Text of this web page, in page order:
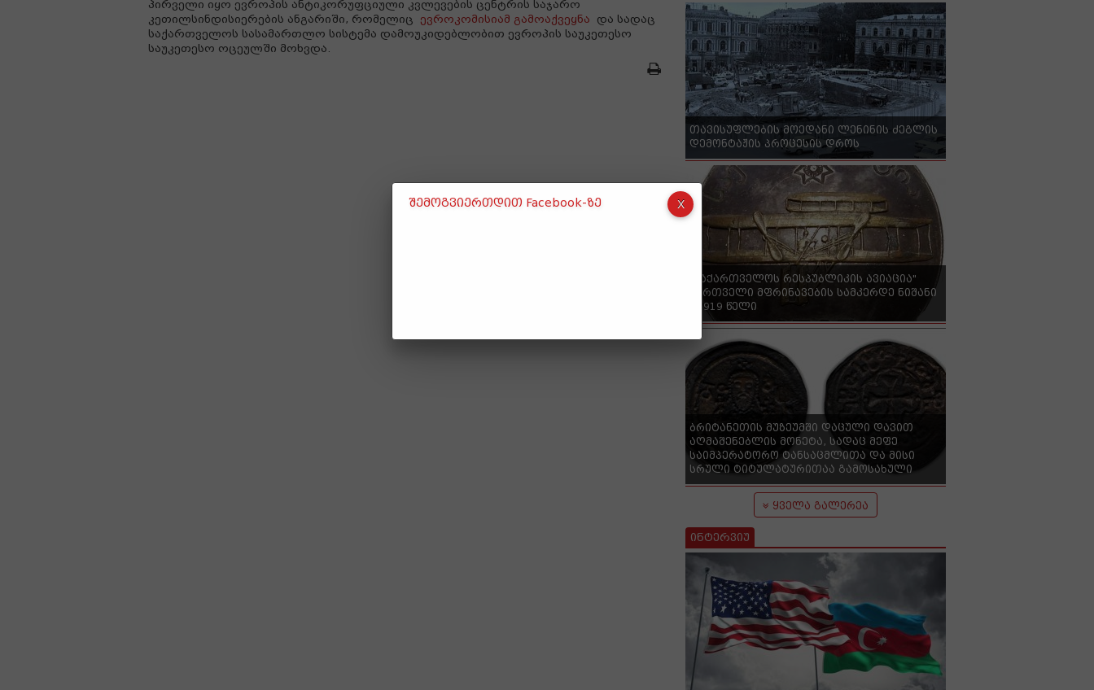
პირველი იყო ევროპის ანტიკორუფციული კვლევების ცენტრის საჯარო
კეთილსინდისიერების ანგარიში, რომელიც
ევროკომისიამ გამოაქვეყნა
და სადაც
საქართველოს სასამართლო სისტემა დამოუკიდებლობით ევროპის საუკეთესო
საუკეთესო ოცეულში მოხვდა.
თავისუფლების მოედანი ლენინის ძეგლის
დემონტაჟის პროცესის დროს
"საქართველოს რესპუბლიკის ავიაცია"
ქართველი მფრინავების სამკერდე ნიშანი
- 1919 წელი
ბრიტანეთის მუზეუმში დაცული დავით
აღმაშენებლის მონეტა, სადაც მეფე
საიმპერატორო ტანსაცმლითა და მისი
სრული ტიტულატურითაა გამოსახული
ყველა გალერეა
ინტერვიუ
შემოგვიერთდით Facebook-ზე